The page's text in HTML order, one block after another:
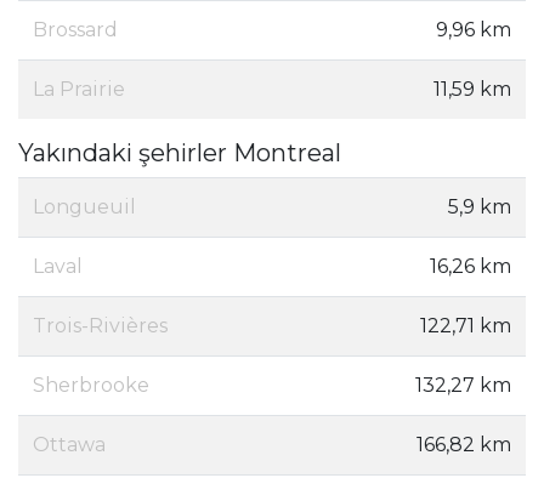
Brossard 9,96 km
La Prairie 11,59 km
Yakındaki şehirler Montreal
Longueuil 5,9 km
Laval 16,26 km
Trois-Rivières 122,71 km
Sherbrooke 132,27 km
Ottawa 166,82 km